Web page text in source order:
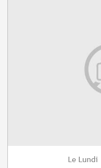
Le Lundi